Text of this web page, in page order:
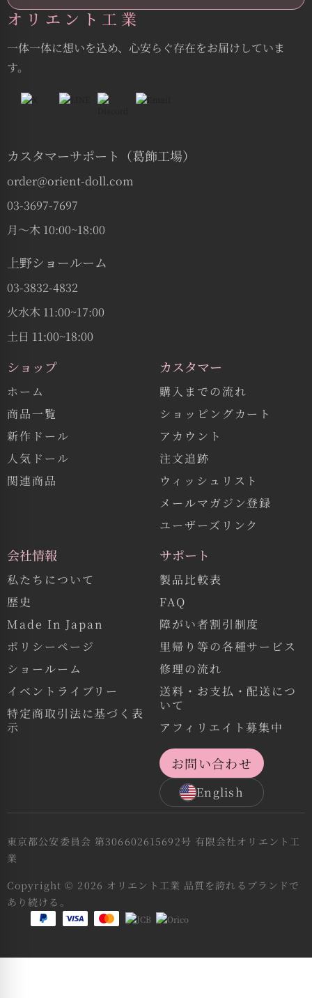
オリエント工業
一体一体に想いを込め、心安らぐ存在をお届けしていま
す。
カスタマーサポート（葛飾工場）
order@orient-doll.com
03-3697-7697
月〜木 10:00~18:00
上野ショールーム
03-3832-4832
火水木 11:00~17:00
土日 11:00~18:00
ショップ
ホーム
商品一覧
新作ドール
人気ドール
関連商品
カスタマー
購入までの流れ
ショッピングカート
アカウント
注文追跡
ウィッシュリスト
メールマガジン登録
ユーザーズリンク
会社情報
私たちについて
歴史
Made In Japan
ポリシーページ
ショールーム
イベントライブリー
特定商取引法に基づく表
示
サポート
製品比較表
FAQ
障がい者割引制度
里帰り等の各種サービス
修理の流れ
送料・お支払・配送につ
いて
アフィリエイト募集中
お問い合わせ
English
東京都公安委員会 第306602615692号 有限会社オリエント工
業
Copyright © 2026 オリエント工業 品質を誇れるブランドで
あり続ける。